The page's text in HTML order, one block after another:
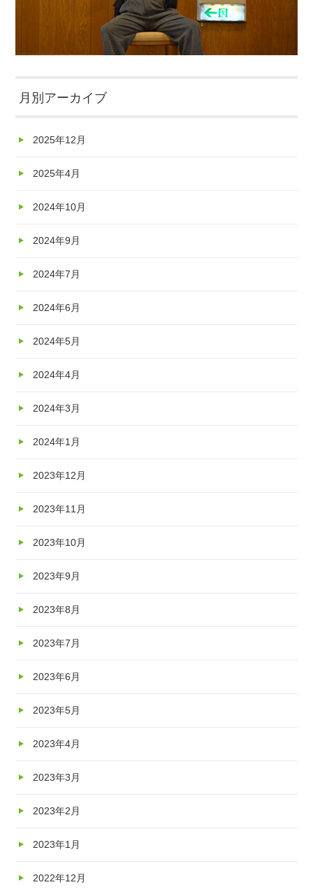
月別アーカイブ
2025年12月
2025年4月
2024年10月
2024年9月
2024年7月
2024年6月
2024年5月
2024年4月
2024年3月
2024年1月
2023年12月
2023年11月
2023年10月
2023年9月
2023年8月
2023年7月
2023年6月
2023年5月
2023年4月
2023年3月
2023年2月
2023年1月
2022年12月